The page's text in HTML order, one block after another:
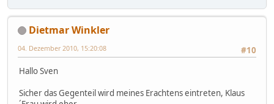
Dietmar Winkler
#10
04. Dezember 2010, 15:20:08
Hallo Sven
Sicher das Gegenteil wird meines Erachtens eintreten, Klaus